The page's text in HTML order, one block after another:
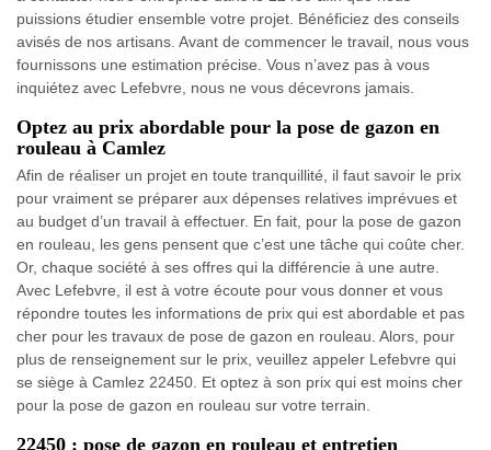
puissions étudier ensemble votre projet. Bénéficiez des conseils
avisés de nos artisans. Avant de commencer le travail, nous vous
fournissons une estimation précise. Vous n’avez pas à vous
inquiétez avec Lefebvre, nous ne vous décevrons jamais.
Optez au prix abordable pour la pose de gazon en
rouleau à Camlez
Afin de réaliser un projet en toute tranquillité, il faut savoir le prix
pour vraiment se préparer aux dépenses relatives imprévues et
au budget d’un travail à effectuer. En fait, pour la pose de gazon
en rouleau, les gens pensent que c’est une tâche qui coûte cher.
Or, chaque société à ses offres qui la différencie à une autre.
Avec Lefebvre, il est à votre écoute pour vous donner et vous
répondre toutes les informations de prix qui est abordable et pas
cher pour les travaux de pose de gazon en rouleau. Alors, pour
plus de renseignement sur le prix, veuillez appeler Lefebvre qui
se siège à Camlez 22450. Et optez à son prix qui est moins cher
pour la pose de gazon en rouleau sur votre terrain.
22450 : pose de gazon en rouleau et entretien